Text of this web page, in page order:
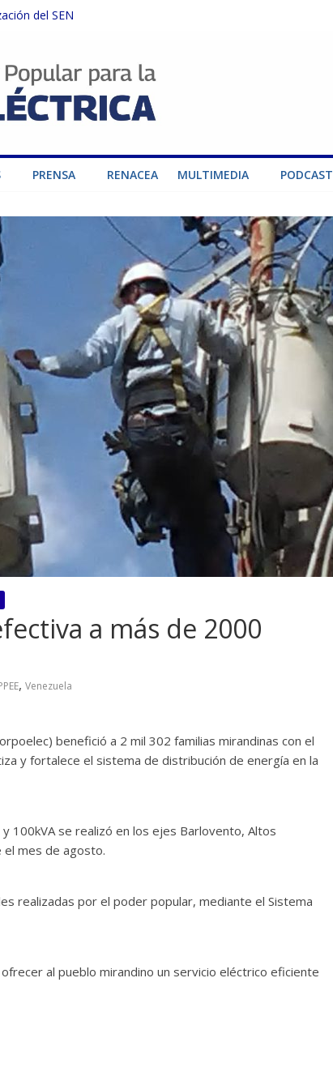
del SEN
del SEN en Carabobo
el SEN ante el fenómeno de El Niño
generación para fortalecer el SEN
heroica labor tras el doble sismo del 24-J
PRENSA RENACEA MULTIMEDIA PODCAST
a más de 2000
, Venezuela
benefició a 2 mil 302 familias mirandinas con el
y fortalece el sistema de distribución de energía en la
100kVA se realizó en los ejes Barlovento, Altos
el mes de agosto.
realizadas por el poder popular, mediante el Sistema
al pueblo mirandino un servicio eléctrico eficiente